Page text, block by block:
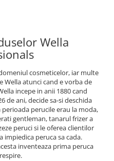
Wella
cosmeticelor, iar multe
Wella atunci cand e vorba de
incepe in anii 1880 cand
de ani, decide sa-si deschida
perucile erau la moda,
gentleman, tanarul frizer a
peruci si le oferea clientilor
impiedica peruca sa cada.
inventeaza prima peruca